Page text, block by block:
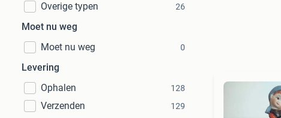
Overige typen 26
Moet nu weg
Moet nu weg
0
Levering
Ophalen
128
Verzenden 129